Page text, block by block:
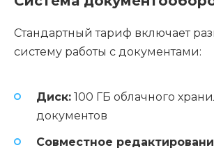
Стандартный тариф включает
систему работы с документами:
Диск: 100 ГБ облачного
документов
Совместное